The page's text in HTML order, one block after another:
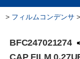
> フィルムコンデンサ
BFC247021274
CAP FILM